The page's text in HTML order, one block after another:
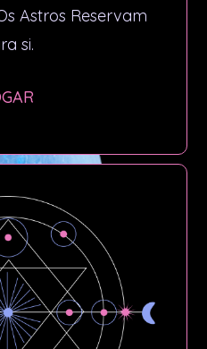
Astros Reservam
si.